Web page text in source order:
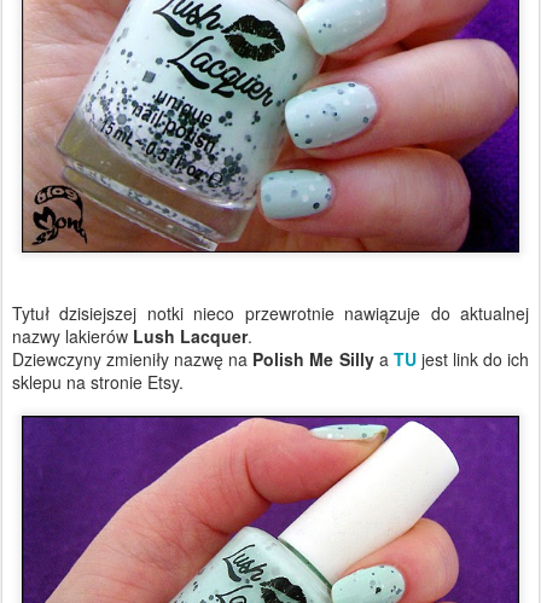
Tytuł dzisiejszej notki nieco przewrotnie nawiązuje do aktualnej
nazwy lakierów Lush Lacquer.
Dziewczyny zmieniły nazwę na Polish Me Sillya TUjest link do ich
sklepu na stronie Etsy.